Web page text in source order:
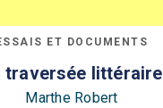
ET DOCUMENTS
traversée littéraire
Marthe Robert